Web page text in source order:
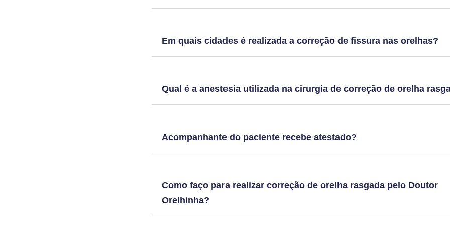
Em quais cidades é realizada a correção de fissura nas orelhas?
Qual é a anestesia utilizada na cirurgia de correção de orelha
Acompanhante do paciente recebe atestado?
Como faço para realizar correção de orelha rasgada pelo Doutor
Orelhinha?